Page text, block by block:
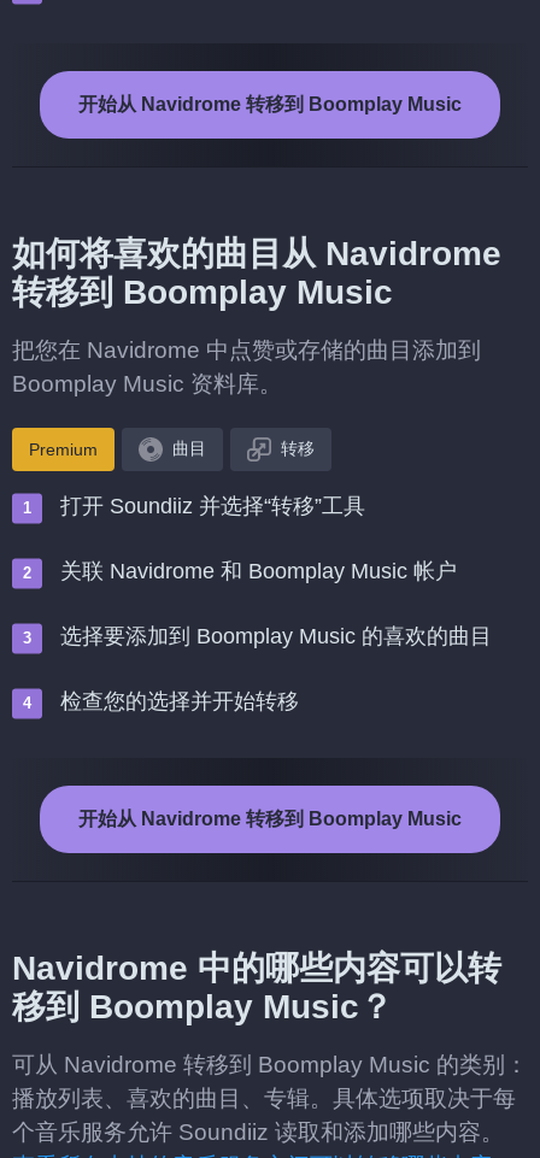
开始从 Navidrome 转移到 Boomplay Music
如何将喜欢的曲目从 Navidrome
转移到 Boomplay Music
把您在 Navidrome 中点赞或存储的曲目添加到
Boomplay Music 资料库。
Premium 曲目 转移
打开 Soundiiz 并选择“转移”工具
关联 Navidrome 和 Boomplay Music 帐户
选择要添加到 Boomplay Music 的喜欢的曲目
检查您的选择并开始转移
开始从 Navidrome 转移到 Boomplay Music
Navidrome 中的哪些内容可以转
移到 Boomplay Music？
可从 Navidrome 转移到 Boomplay Music 的类别：
播放列表、喜欢的曲目、专辑。具体选项取决于每
个音乐服务允许 Soundiiz 读取和添加哪些内容。